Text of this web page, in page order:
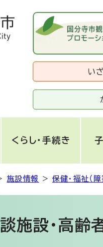
い
くらし・手続き
施設情報 >保健・福祉（
施設・高齢